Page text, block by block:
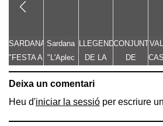
SARDANA
"FESTA A
CASTELLET"
Sardana
"L'Aplec
d'Artés"
LLEGENDA
DE LA
TROBALLA
DE LA
MARE
CONJUNT
DE
LLEGENDES
AL CAMÍ
Deixa un comentari
Heu d'iniciar la sessió per escriure